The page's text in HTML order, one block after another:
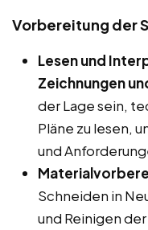
Vorbereitung der
Lesen und
Zeichnungen
der Lage sein,
Pläne zu lesen,
und
Schneiden in
und Reinigen